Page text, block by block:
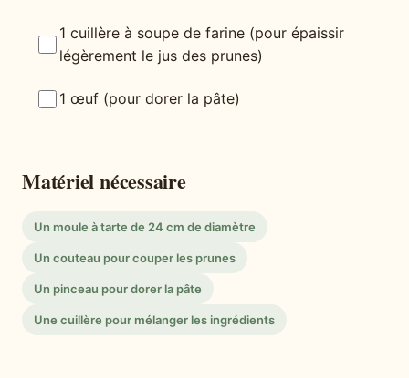
1 cuillère à soupe de farine (pour épaissir
légèrement le jus des prunes)
1 œuf (pour dorer la pâte)
Matériel nécessaire
Un moule à tarte de 24 cm de diamètre
Un couteau pour couper les prunes
Un pinceau pour dorer la pâte
Une cuillère pour mélanger les ingrédients